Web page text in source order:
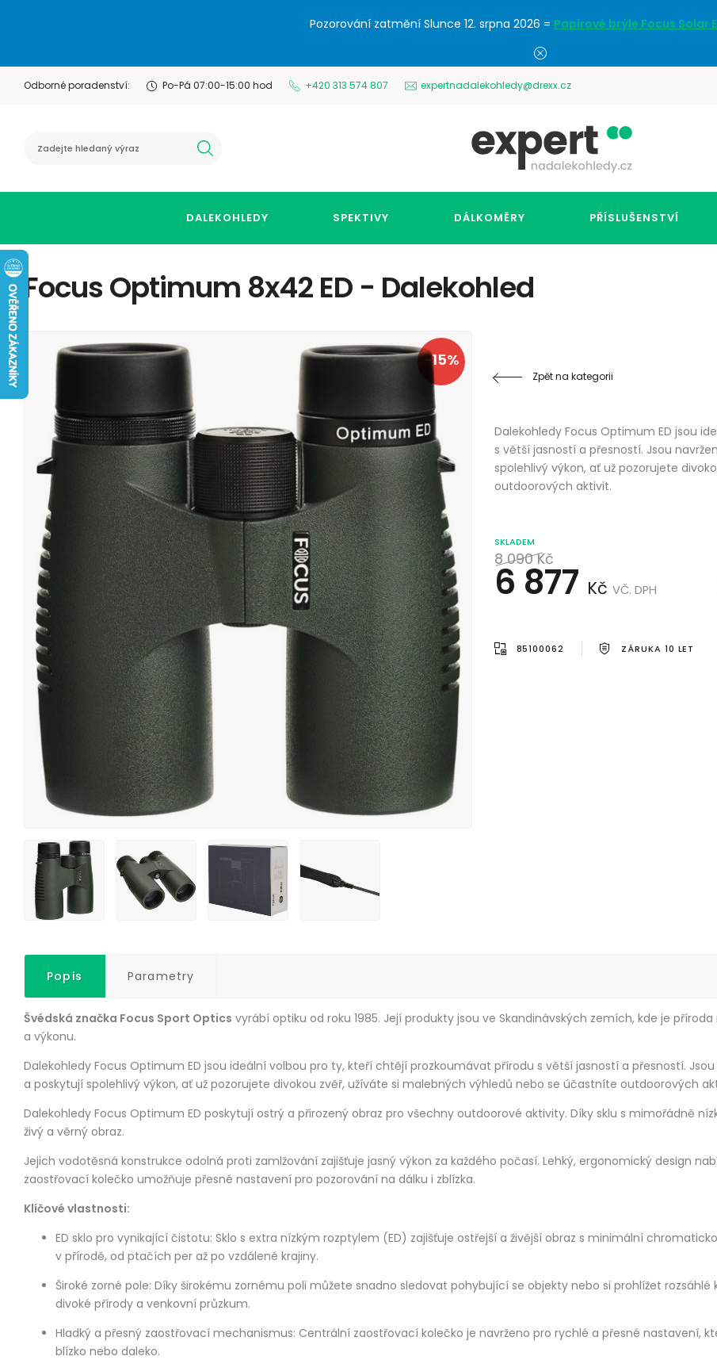
Pozorování zatmění Slunce 12. srpna 2026 = Papírové brýle Focus Solar
Odborné poradenství: Po-Pá 07:00-15:00 hod +420 313 574 807 expertnadalekohledy@drexx.cz
DALEKOHLEDY SPEKTIVY DÁLKOMĚRY PŘÍSLUŠENSTVÍ
Focus Optimum 8x42 ED - Dalekohled
-15%
Zpět na kategorii
Dalekohledy Focus Optimum ED jsou
s větší jasností a přesností. Jsou
spolehlivý výkon, ať už pozorujete
outdoorových aktivit.
SKLADEM
8 090Kč
6 877 Kč VČ. DPH
85100062 ZÁRUKA 10 LET
Popis Parametry
Švédská značka Focus Sport Optics vyrábí optiku od roku 1985. Její produkty jsou ve Skandinávských zemích, kde je
a výkonu.
Dalekohledy Focus Optimum ED jsou ideální volbou pro ty, kteří chtějí prozkoumávat přírodu s větší jasností a přesností.
a poskytují spolehlivý výkon, ať už pozorujete divokou zvěř, užíváte si malebných výhledů nebo se účastníte outdoorových
Dalekohledy Focus Optimum ED poskytují ostrý a přirozený obraz pro všechny outdoorové aktivity. Díky sklu s mimořádně
živý a věrný obraz.
Jejich vodotěsná konstrukce odolná proti zamlžování zajišťuje jasný výkon za každého počasí. Lehký, ergonomický design
zaostřovací kolečko umožňuje přesné nastavení pro pozorování na dálku i zblízka.
Klíčové vlastnosti:
ED sklo pro vynikající čistotu: Sklo s extra nízkým rozptylem (ED) zajišťuje ostřejší a živější obraz s minimální
v přírodě, od ptačích per až po vzdálené krajiny.
Široké zorné pole: Díky širokému zornému poli můžete snadno sledovat pohybující se objekty nebo si prohlížet
divoké přírody a venkovní průzkum.
Hladký a přesný zaostřovací mechanismus: Centrální zaostřovací kolečko je navrženo pro rychlé a přesné nastavení,
blízko nebo daleko.